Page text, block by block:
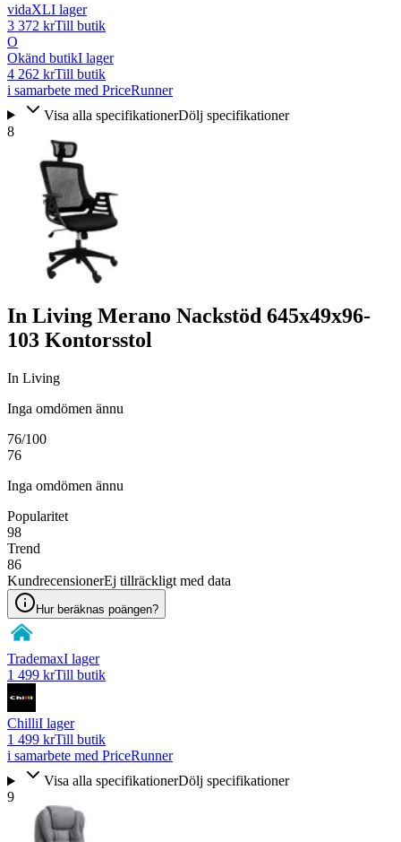
vidaXLI lager
3 372 krTill butik
O
Okänd butikI lager
4 262 krTill butik
i samarbete med PriceRunner
Visa alla specifikationerDölj specifikationer
8
In Living Merano Nackstöd 645x49x96-
103 Kontorsstol
In Living
Inga omdömen ännu
76/100
76
Inga omdömen ännu
Popularitet
98
Trend
86
KundrecensionerEj tillräckligt med data
Hur beräknas poängen?
TrademaxI lager
1 499 krTill butik
ChilliI lager
1 499 krTill butik
i samarbete med PriceRunner
Visa alla specifikationerDölj specifikationer
9